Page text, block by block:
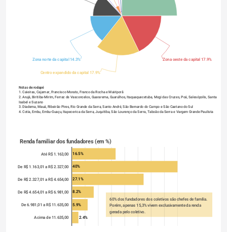
Zona oeste da capital 17.9%
Centro expandido da capital 17.9%
Zona norte da capital 14.3%
Notas de rodapé
1. Caieiras, Cajamar, Francisco Morato, Franco da Rocha e Mairiporã
2. Arujá, Biritiba-Mirim, Ferraz de Vasconcelos, Guararema, Guarulhos, Itaquaquecetuba, Mogi das Cruzes, Poá, Salesópolis, Santa
Isabel e Suzano
3. Diadema, Mauá, Ribeirão Pires, Rio Grande da Serra, Santo André, São Bernardo do Campo e São Caetano do Sul
4. Cotia, Embu, Embu-Guaçu, Itapecerica da Serra, Juquitiba, São Lourenço da Serra, Taboão da Serra e Vargem Grande Paulista
Renda familiar dos fundadores (em %)
Até R$ 1.163,00
De R$ 1.163,01 a R$ 2.327,00
De R$ 2.327,01 a R$ 4.654,00
De R$ 4.654,01 a R$ 6.981,00
De 6.981,01 a R$ 11.635,00
Acima de 11.635,00
16.5%
40%
27.1%
8.2%
5.9%
2.4%
60% dos fundadores dos coletivos são chefes de família.
Porém, apenas 15,3% vivem exclusivamente da renda
gerada pelo coletivo.